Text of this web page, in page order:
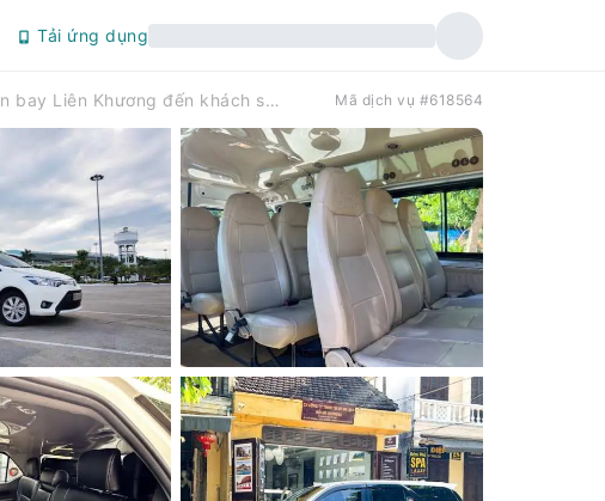
Tải ứng dụng
Dịch vụ đưa đón riêng từ sân bay Liên Khương đến khách sạn tại trung tâm thành phố Đà Lạt hoặc ngược lại. Mã dịch vụ #618564